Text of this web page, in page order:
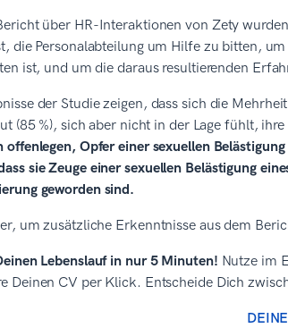
über HR-Interaktionen von Zety
die Personalabteilung um Hilfe zu bitten,
ist, und um die daraus resultierenden
der Studie zeigen, dass sich die
(85 %), sich aber nicht in der Lage fühlt,
offenlegen, Opfer einer sexuellen
sie Zeuge einer sexuellen Belästigung
geworden sind.
um zusätzliche Erkenntnisse aus dem
Lebenslauf in nur 5 Minuten! Nutze im
Deinen CV per Klick. Entscheide Dich